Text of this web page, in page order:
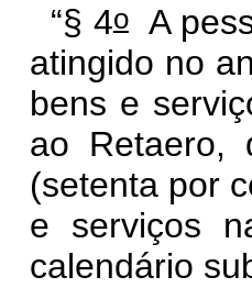
“§ 4oA
atingido no
bens e
ao Retaero,
(setenta por
e serviços
calendário